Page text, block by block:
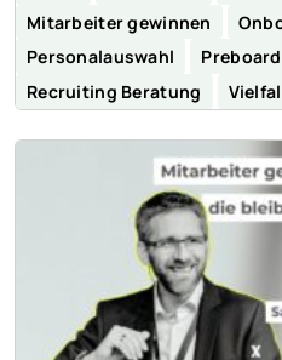
Mitarbeiter gewinnen
Personalauswahl
Recruiting Beratung